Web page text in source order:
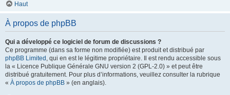
Haut
À propos de phpBB
Qui a développé ce logiciel de forum de discussions ?
Ce programme (dans sa forme non modifiée) est produit et distribué par
phpBB Limited , qui en est le légitime propriétaire. Il est rendu accessible sous
la « Licence Publique Générale GNU version 2 (GPL-2.0) » et peut être
distribué gratuitement. Pour plus d’informations, veuillez consulter la rubrique
« À propos de phpBB » (en anglais).